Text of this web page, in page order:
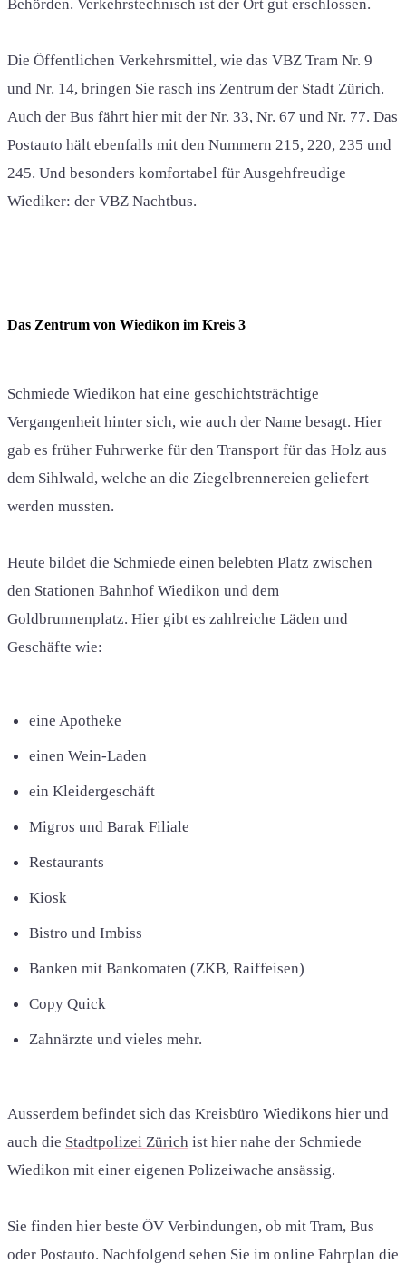
Behörden. Verkehrstechnisch ist der Ort gut erschlossen.
Die Öffentlichen Verkehrsmittel, wie das VBZ Tram Nr. 9
und Nr. 14, bringen Sie rasch ins Zentrum der Stadt Zürich.
Auch der Bus fährt hier mit der Nr. 33, Nr. 67 und Nr. 77. Das
Postauto hält ebenfalls mit den Nummern 215, 220, 235 und
245. Und besonders komfortabel für Ausgehfreudige
Wiediker: der VBZ Nachtbus.
Das Zentrum von Wiedikon im Kreis 3
Schmiede Wiedikon hat eine geschichtsträchtige
Vergangenheit hinter sich, wie auch der Name besagt. Hier
gab es früher Fuhrwerke für den Transport für das Holz aus
dem Sihlwald, welche an die Ziegelbrennereien geliefert
werden mussten.
Heute bildet die Schmiede einen belebten Platz zwischen
den Stationen Bahnhof Wiedikon und dem
Goldbrunnenplatz. Hier gibt es zahlreiche Läden und
Geschäfte wie:
eine Apotheke
einen Wein-Laden
ein Kleidergeschäft
Migros und Barak Filiale
Restaurants
Kiosk
Bistro und Imbiss
Banken mit Bankomaten (ZKB, Raiffeisen)
Copy Quick
Zahnärzte und vieles mehr.
Ausserdem befindet sich das Kreisbüro Wiedikons hier und
auch die Stadtpolizei Zürich ist hier nahe der Schmiede
Wiedikon mit einer eigenen Polizeiwache ansässig.
Sie finden hier beste ÖV Verbindungen, ob mit Tram, Bus
oder Postauto. Nachfolgend sehen Sie im online Fahrplan die